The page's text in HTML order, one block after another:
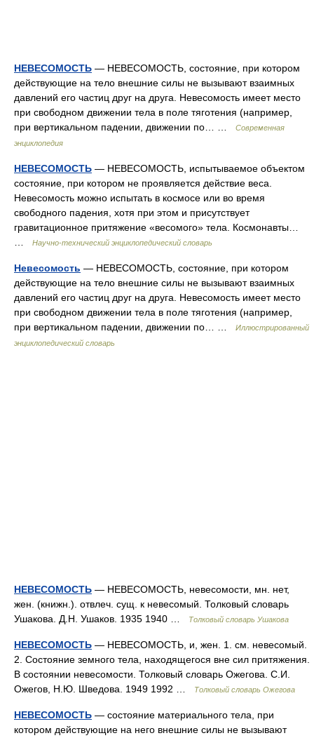
НЕВЕСОМОСТЬ — НЕВЕСОМОСТЬ, состояние, при котором
действующие на тело внешние силы не вызывают взаимных
давлений его частиц друг на друга. Невесомость имеет место
при свободном движении тела в поле тяготения (например,
при вертикальном падении, движении по… …
Современная
энциклопедия
НЕВЕСОМОСТЬ — НЕВЕСОМОСТЬ, испытываемое объектом
состояние, при котором не проявляется действие веса.
Невесомость можно испытать в космосе или во время
свободного падения, хотя при этом и присутствует
гравитационное притяжение «весомого» тела. Космонавты…
Научно-технический энциклопедический словарь
Невесомость — НЕВЕСОМОСТЬ, состояние, при котором
действующие на тело внешние силы не вызывают взаимных
давлений его частиц друг на друга. Невесомость имеет место
при свободном движении тела в поле тяготения (например,
при вертикальном падении, движении по… …
Иллюстрированный
энциклопедический словарь
НЕВЕСОМОСТЬ — НЕВЕСОМОСТЬ, невесомости, мн. нет,
жен. (книжн.). отвлеч. сущ. к невесомый. Толковый словарь
Ушакова. Д.Н. Ушаков. 1935 1940 …
Толковый словарь Ушакова
НЕВЕСОМОСТЬ — НЕВЕСОМОСТЬ, и, жен. 1. см. невесомый.
2. Состояние земного тела, находящегося вне сил притяжения.
В состоянии невесомости. Толковый словарь Ожегова. С.И.
Ожегов, Н.Ю. Шведова. 1949 1992 …
Толковый словарь Ожегова
НЕВЕСОМОСТЬ — состояние материального тела, при
котором действующие на него внешние силы не вызывают